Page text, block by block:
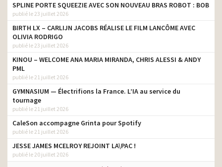
SPLINE PORTE SQUEEZIE AVEC SON NOUVEAU BRAS ROBOT : BOB
publié le 23 juillet 2026
BIRTH LX – CARLIJN JACOBS RÉALISE LE FILM LANCÔME AVEC
OLIVIA RODRIGO
publié le 23 juillet 2026
KINOU – WELCOME ANA MARIA MIRANDA, CHRIS ALESSI & ANDY
PML
publié le 21 juillet 2026
GYMNASIUM — Électrifions la France. L’IA au service du
tournage
publié le 21 juillet 2026
CaleSon accompagne Grinta pour Spotify
publié le 21 juillet 2026
JESSE JAMES MCELROY REJOINT LA\PAC !
publié le 20 juillet 2026